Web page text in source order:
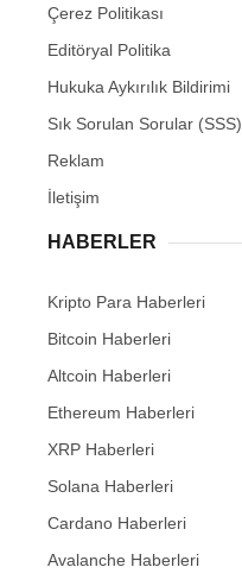
Çerez Politikası
Editöryal Politika
Hukuka Aykırılık Bildirimi
Sık Sorulan Sorular (SSS)
Reklam
İletişim
HABERLER
Kripto Para Haberleri
Bitcoin Haberleri
Altcoin Haberleri
Ethereum Haberleri
XRP Haberleri
Solana Haberleri
Cardano Haberleri
Avalanche Haberleri